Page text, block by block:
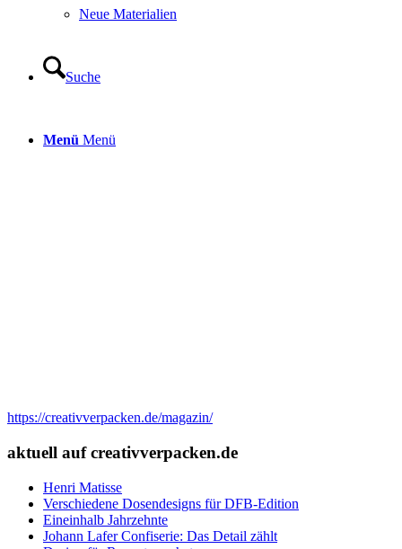
Neue Materialien
Suche
Menü Menü
https://creativverpacken.de/magazin/
aktuell auf creativverpacken.de
Henri Matisse
Verschiedene Dosendesigns für DFB-Edition
Eineinhalb Jahrzehnte
Johann Lafer Confiserie: Das Detail zählt